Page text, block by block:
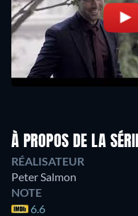
À PROPOS DE LA
RÉALISATEUR
Peter Salmon
NOTE
6.6